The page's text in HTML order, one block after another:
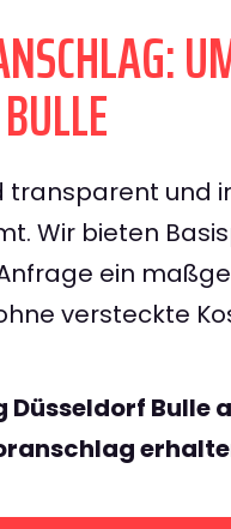
transparent und
Wir bieten
ein
versteckte
Düsseldorf Bulle